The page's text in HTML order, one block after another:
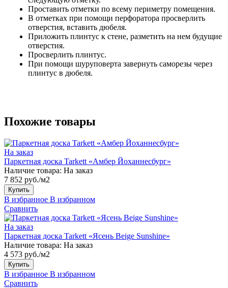
Проставить отметки по всему периметру помещения.
В отметках при помощи перфоратора просверлить
отверстия, вставить дюбеля.
Приложить плинтус к стене, разметить на нем будущие
отверстия.
Просверлить плинтус.
При помощи шуруповерта завернуть саморезы через
плинтус в дюбеля.
Похожие товары
На заказ
Паркетная доска Tarkett «Амбер Йоханнесбург»
Наличие товара: На заказ
7 852 руб./м2
Купить
В избранное В избранном
Сравнить
На заказ
Паркетная доска Tarkett «Ясень Beige Sunshine»
Наличие товара: На заказ
4 573 руб./м2
Купить
В избранное В избранном
Сравнить